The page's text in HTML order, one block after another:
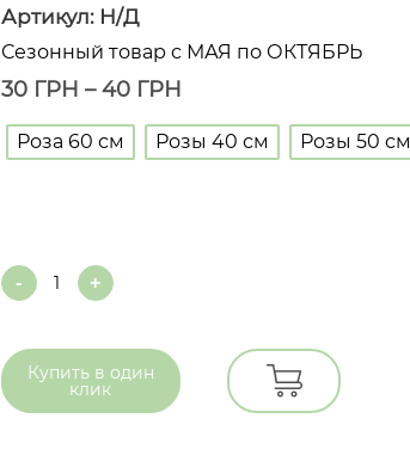
Артикул: Н/Д
Сезонный товар с МАЯ по ОКТЯБРЬ
30 ГРН –40 ГРН
Роза 60 см Розы 40 см Розы 50 см
Quantity
Купить в один
клик